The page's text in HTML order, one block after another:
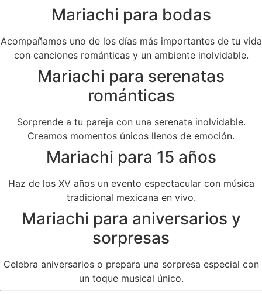
Mariachi para bodas
Acompañamos uno de los días más importantes de tu vida
con canciones románticas y un ambiente inolvidable.
Mariachi para serenatas
románticas
Sorprende a tu pareja con una serenata inolvidable.
Creamos momentos únicos llenos de emoción.
Mariachi para 15 años
Haz de los XV años un evento espectacular con música
tradicional mexicana en vivo.
Mariachi para aniversarios y
sorpresas
Celebra aniversarios o prepara una sorpresa especial con
un toque musical único.